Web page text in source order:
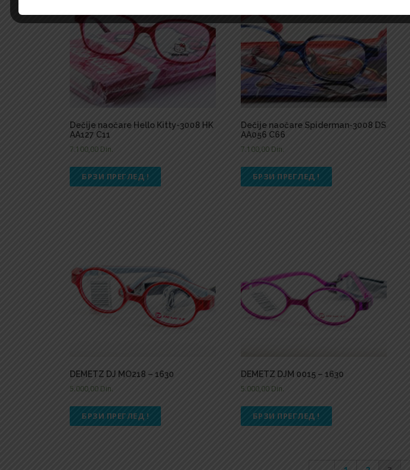
Dečije naočare Hello Kitty-3008 HK
AA127 C11
7.100,00 Din.
БРЗИ ПРЕГЛЕД !
Dečije naočare Spiderman-3008 DS
AA056 C66
7.100,00 Din.
БРЗИ ПРЕГЛЕД !
DEMETZ DJ MO218 – 1630
5.000,00 Din.
БРЗИ ПРЕГЛЕД !
DEMETZ DJM 0015 – 1630
5.000,00 Din.
БРЗИ ПРЕГЛЕД !